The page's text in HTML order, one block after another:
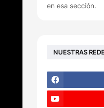
en esa sección.
NUESTRAS